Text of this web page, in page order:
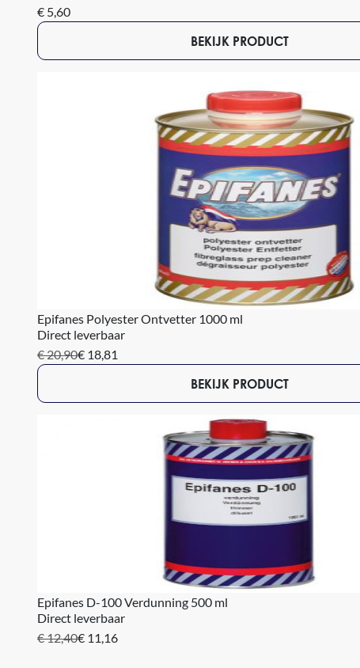
€ 5,60
BEKIJK PRODUCT
Epifanes Polyester Ontvetter 1000 ml
Direct leverbaar
€ 20,90€ 18,81
BEKIJK PRODUCT
Epifanes D-100 Verdunning 500 ml
Direct leverbaar
€ 12,40€ 11,16